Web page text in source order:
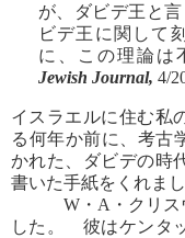
が、ダビデ王と
ビデ王に関して
に、この理論は
Jewish Journal, 4/
イスラエルに住む私
る何年か前に、考古
かれた、ダビデの時
書いた手紙をくれま
W・A・クリ
した。 彼はケンタ